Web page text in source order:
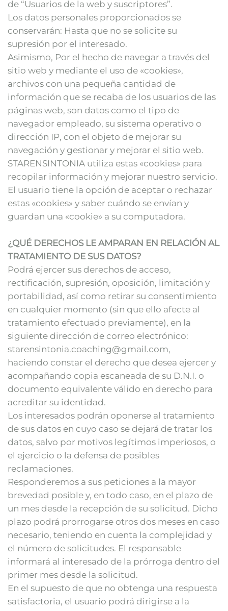
de “Usuarios de la web y suscriptores”.
Los datos personales proporcionados se
conservarán: Hasta que no se solicite su
supresión por el interesado.
Asimismo, Por el hecho de navegar a través del
sitio web y mediante el uso de «cookies»,
archivos con una pequeña cantidad de
información que se recaba de los usuarios de las
páginas web, son datos como el tipo de
navegador empleado, su sistema operativo o
dirección IP, con el objeto de mejorar su
navegación y gestionar y mejorar el sitio web.
STARENSINTONIA utiliza estas «cookies» para
recopilar información y mejorar nuestro servicio.
El usuario tiene la opción de aceptar o rechazar
estas «cookies» y saber cuándo se envían y
guardan una «cookie» a su computadora.
¿QUÉ DERECHOS LE AMPARAN EN RELACIÓN AL
TRATAMIENTO DE SUS DATOS?
Podrá ejercer sus derechos de acceso,
rectificación, supresión, oposición, limitación y
portabilidad, así como retirar su consentimiento
en cualquier momento (sin que ello afecte al
tratamiento efectuado previamente), en la
siguiente dirección de correo electrónico:
starensintonia.coaching@gmail.com,
haciendo constar el derecho que desea ejercer y
acompañando copia escaneada de su D.N.I. o
documento equivalente válido en derecho para
acreditar su identidad.
Los interesados podrán oponerse al tratamiento
de sus datos en cuyo caso se dejará de tratar los
datos, salvo por motivos legítimos imperiosos, o
el ejercicio o la defensa de posibles
reclamaciones.
Responderemos a sus peticiones a la mayor
brevedad posible y, en todo caso, en el plazo de
un mes desde la recepción de su solicitud. Dicho
plazo podrá prorrogarse otros dos meses en caso
necesario, teniendo en cuenta la complejidad y
el número de solicitudes. El responsable
informará al interesado de la prórroga dentro del
primer mes desde la solicitud.
En el supuesto de que no obtenga una respuesta
satisfactoria, el usuario podrá dirigirse a la